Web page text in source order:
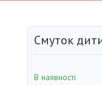
Смуток
В наявності